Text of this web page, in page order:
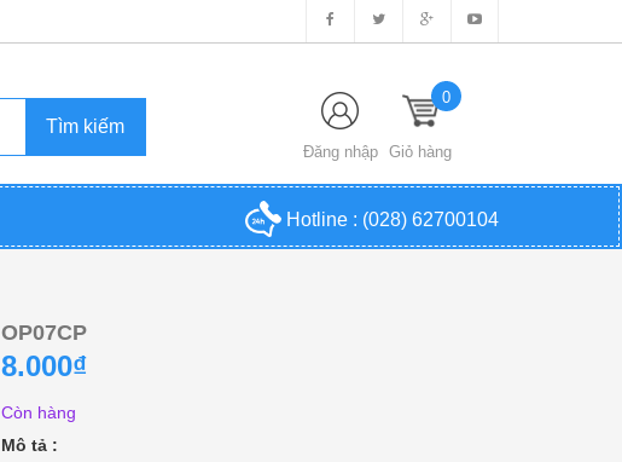
Đăng nhập Giỏ hàng
0
Hotline : (028) 62700104
OP07CP
8.000₫
Còn hàng
Mô tả :